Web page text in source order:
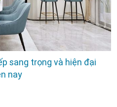
sang trọng và hiện đại
nay